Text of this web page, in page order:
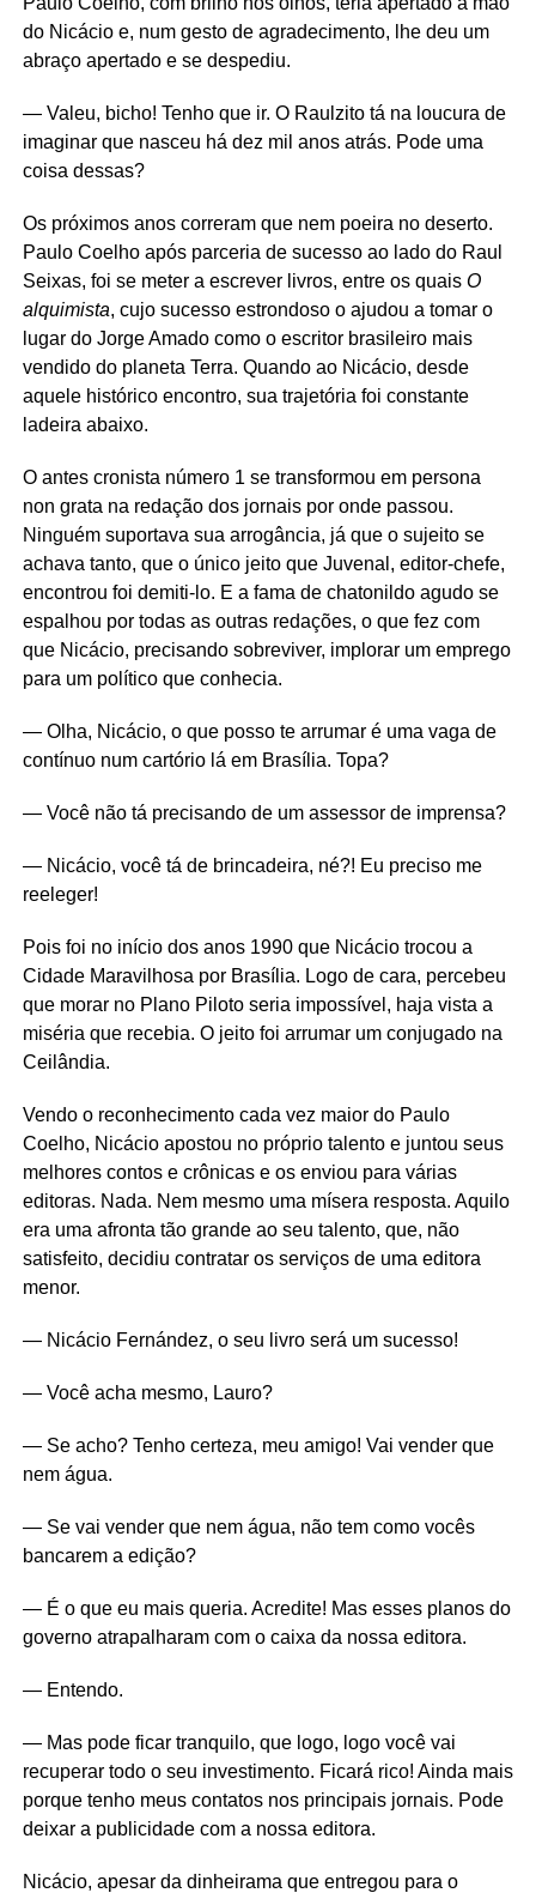
do Nicácio e, num gesto de agradecimento, lhe deu um
abraço apertado e se despediu.
— Valeu, bicho! Tenho que ir. O Raulzito tá na loucura de
imaginar que nasceu há dez mil anos atrás. Pode uma
coisa dessas?
Os próximos anos correram que nem poeira no deserto.
Paulo Coelho após parceria de sucesso ao lado do Raul
Seixas, foi se meter a escrever livros, entre os quais O
alquimista, cujo sucesso estrondoso o ajudou a tomar o
lugar do Jorge Amado como o escritor brasileiro mais
vendido do planeta Terra. Quando ao Nicácio, desde
aquele histórico encontro, sua trajetória foi constante
ladeira abaixo.
O antes cronista número 1 se transformou em persona
non grata na redação dos jornais por onde passou.
Ninguém suportava sua arrogância, já que o sujeito se
achava tanto, que o único jeito que Juvenal, editor-chefe,
encontrou foi demiti-lo. E a fama de chatonildo agudo se
espalhou por todas as outras redações, o que fez com
que Nicácio, precisando sobreviver, implorar um emprego
para um político que conhecia.
— Olha, Nicácio, o que posso te arrumar é uma vaga de
contínuo num cartório lá em Brasília. Topa?
— Você não tá precisando de um assessor de imprensa?
— Nicácio, você tá de brincadeira, né?! Eu preciso me
reeleger!
Pois foi no início dos anos 1990 que Nicácio trocou a
Cidade Maravilhosa por Brasília. Logo de cara, percebeu
que morar no Plano Piloto seria impossível, haja vista a
miséria que recebia. O jeito foi arrumar um conjugado na
Ceilândia.
Vendo o reconhecimento cada vez maior do Paulo
Coelho, Nicácio apostou no próprio talento e juntou seus
melhores contos e crônicas e os enviou para várias
editoras. Nada. Nem mesmo uma mísera resposta. Aquilo
era uma afronta tão grande ao seu talento, que, não
satisfeito, decidiu contratar os serviços de uma editora
menor.
— Nicácio Fernández, o seu livro será um sucesso!
— Você acha mesmo, Lauro?
— Se acho? Tenho certeza, meu amigo! Vai vender que
nem água.
— Se vai vender que nem água, não tem como vocês
bancarem a edição?
— É o que eu mais queria. Acredite! Mas esses planos do
governo atrapalharam com o caixa da nossa editora.
— Entendo.
— Mas pode ficar tranquilo, que logo, logo você vai
recuperar todo o seu investimento. Ficará rico! Ainda mais
porque tenho meus contatos nos principais jornais. Pode
deixar a publicidade com a nossa editora.
Nicácio, apesar da dinheirama que entregou para o